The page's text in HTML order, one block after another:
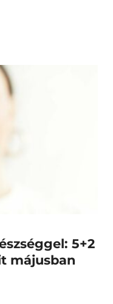
5+2
májusban